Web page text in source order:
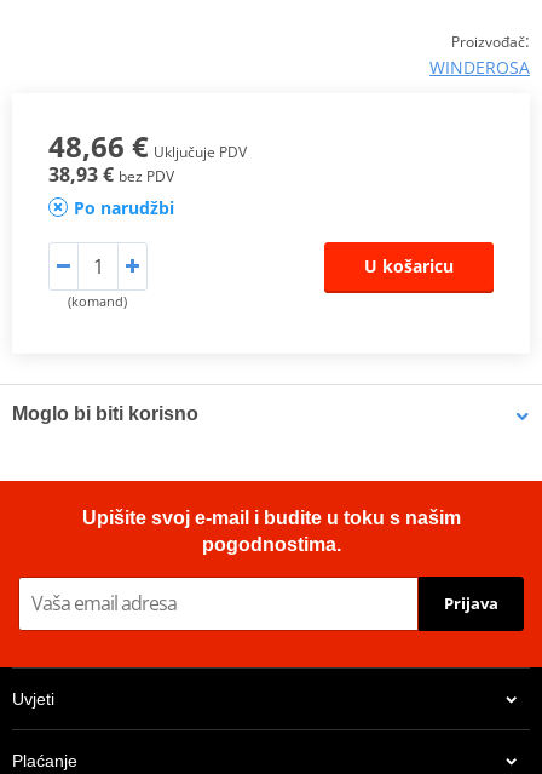
Proizvođač:
WINDEROSA
48,66 € Uključuje PDV
38,93 € bez PDV
Po narudžbi
(komand)
U košaricu
Moglo bi biti korisno
Upišite svoj e-mail i budite u toku s našim
pogodnostima.
Prijava
Uvjeti
Plaćanje